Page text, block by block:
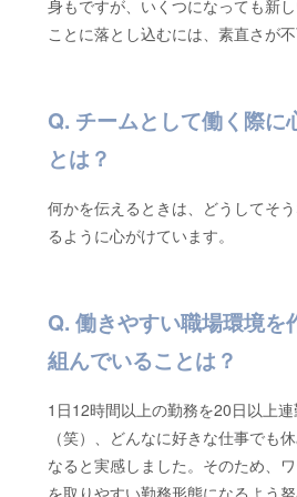
身もですが、いくつになっても新
ことに落とし込むには、素直さが不
チームとして働く際に
とは？
何かを伝えるときは、どうしてそ
るように心がけています。
働きやすい職場環境を
組んでいることは？
1日12時間以上の勤務を20日以上
（笑）、どんなに好きな仕事でも
なると実感しました。そのため、
を取りやすい勤務形態になるよう努